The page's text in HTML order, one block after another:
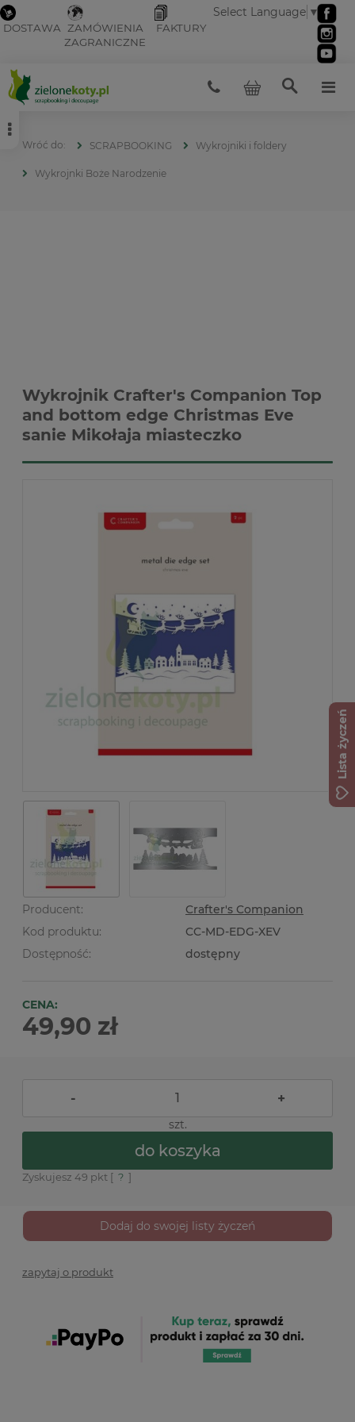
DOSTAWA ZAMÓWIENIA
ZAGRANICZNE
FAKTURY
Select Language ▼
SCRAPBOOKING Wykrojniki i foldery
Wykrojnki Boże Narodzenie
Wykrojnik Crafter's Companion Top
and bottom edge Christmas Eve
sanie Mikołaja miasteczko
Producent:
Crafter's Companion
Kod produktu:
CC-MD-EDG-XEV
Dostępność:
dostępny
CENA:
49,90 zł
- +
szt.
do koszyka
Zyskujesz 49 pkt [ ? ]
Dodaj do swojej listy życzeń
zapytaj o produkt
Lista życzeń